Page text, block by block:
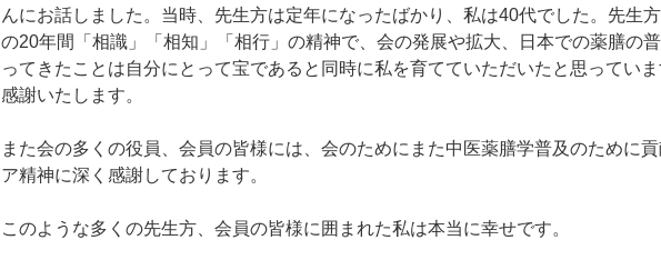
んにお話しました。当時、先生方は定年になったばかり、私は40代でした。先生
の20年間「相識」「相知」「相行」の精神で、会の発展や拡大、日本での薬膳の
ってきたことは自分にとって宝であると同時に私を育てていただいたと思ってい
感謝いたします。
また会の多くの役員、会員の皆様には、会のためにまた中医薬膳学普及のために
ア精神に深く感謝しております。
このような多くの先生方、会員の皆様に囲まれた私は本当に幸せです。